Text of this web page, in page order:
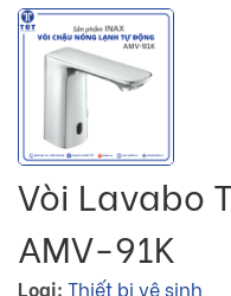
Vòi Lavabo
AMV-91K
Loại: Thiết bị vệ sinh